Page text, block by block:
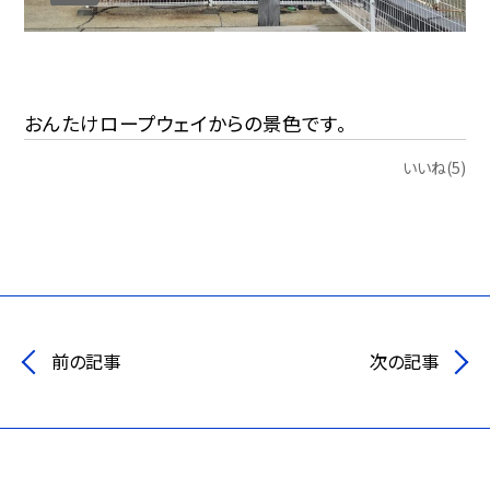
おんたけロープウェイからの景色です。
いいね(5)
前の記事 次の記事